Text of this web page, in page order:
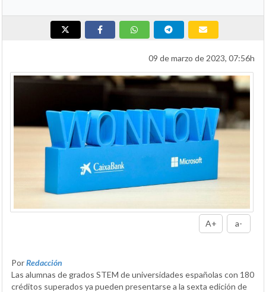
09 de marzo de 2023, 07:56h
A+ a-
PorRedacción
Las alumnas de grados STEM de universidades españolas con 180
créditos superados ya pueden presentarse a la sexta edición de